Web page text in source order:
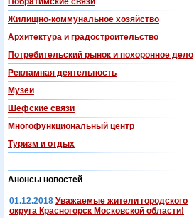
Жилищно-коммунальное хозяйство
Архитектура и градостроительство
Потребительский рынок и похоронное дело
Рекламная деятельность
Музеи
Шефские связи
Многофункциональный центр
Туризм и отдых
Анонсы новостей
01.12.2018 Уважаемые жители городского
округа Красногорск Московской области!